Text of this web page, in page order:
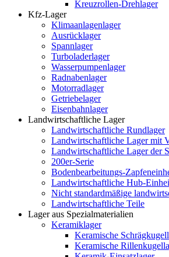
Kreuzrollen-Drehlager
Kfz-Lager
Klimaanlagenlager
Ausrücklager
Spannlager
Turboladerlager
Wasserpumpenlager
Radnabenlager
Motorradlager
Getriebelager
Eisenbahnlager
Landwirtschaftliche Lager
Landwirtschaftliche Rundlager
Landwirtschaftliche Lager mit
Landwirtschaftliche Lager der
200er-Serie
Bodenbearbeitungs-
Landwirtschaftliche Hub-
Nicht standardmäßige
Landwirtschaftliche Teile
Lager aus Spezialmaterialien
Keramiklager
Keramische
Keramische